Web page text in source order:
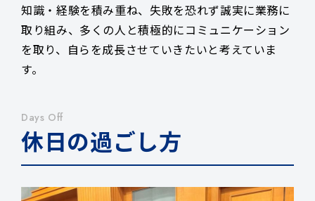
知識・経験を積み重ね、失敗を恐れず誠実に業務に
取り組み、多くの人と積極的にコミュニケーション
を取り、自らを成長させていきたいと考えていま
す。
Days Off
休日の過ごし方